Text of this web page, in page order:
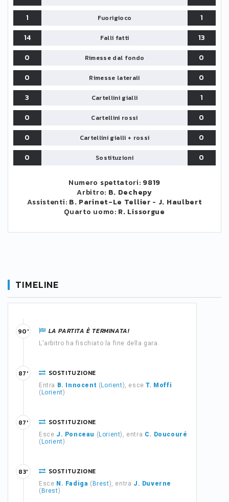
1
Fuorigioco
1
14
Falli fatti
13
0
Rimesse dal fondo
0
0
Rimesse laterali
0
3
Cartellini gialli
1
0
Cartellini rossi
0
0
Cartellini gialli + rossi
0
0
Sostituzioni 0
Numero spettatori: 9819
Arbitro: B. Dechepy
Assistenti: B. Parinet-Le Tellier - J. Haulbert
Quarto uomo: R. Lissorgue
TIMELINE
LA PARTITA È TERMINATA!
L'arbitro ha fischiato la fine della gara.
90'
SOSTITUZIONE
Entra B. Innocent ( Lorient), esceT. Moffi
( Lorient)
87'
SOSTITUZIONE
Esce J. Ponceau ( Lorient), entra C. Doucouré
( Lorient)
87'
SOSTITUZIONE
Esce N. Fadiga ( Brest), entra J. Duverne
( Brest)
83'